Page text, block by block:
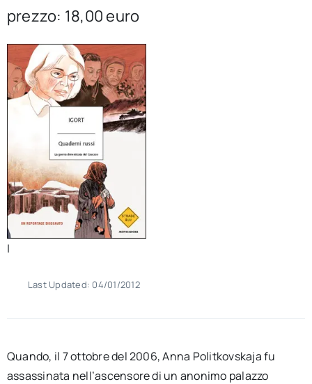
Ita
prezzo: 18,00 euro
|
Last Updated: 04/01/2012
Quando, il 7 ottobre del 2006, Anna Politkovskaja fu
assassinata nell’ascensore di un anonimo palazzo